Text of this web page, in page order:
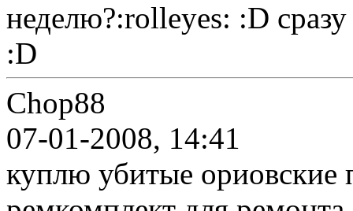
неделю?:rolleyes: :D
:D
Chop88
07-01-2008, 14:41
куплю убитые ориовские